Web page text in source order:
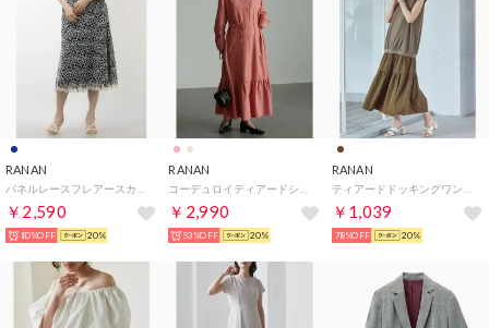
RANAN
￥2,590
80%OFF 20%
RANAN
￥2,990
53%OFF 20%
RANAN
￥1,039
78%OFF 20%